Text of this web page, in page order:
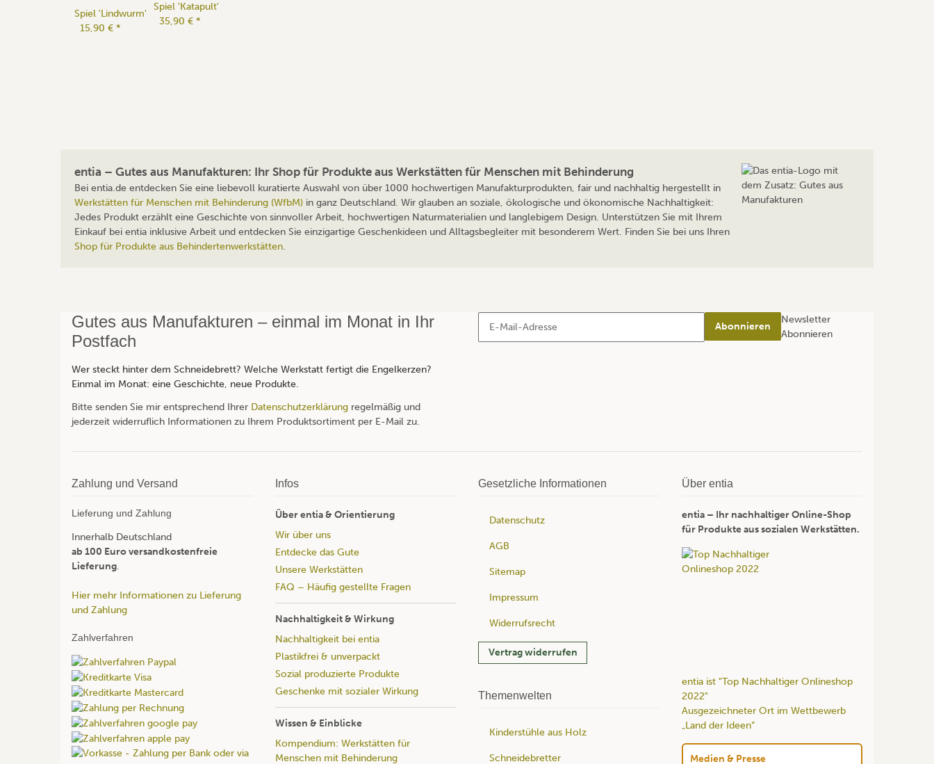
Spiel 'Lindwurm'
15,90 € *
Spiel 'Katapult'
35,90 € *
entia – Gutes aus Manufakturen: Ihr Shop für Produkte aus Werkstätten für Menschen mit Behinderung
Bei entia.de entdecken Sie eine liebevoll kuratierte Auswahl von über 1000 hochwertigen Manufakturprodukten, fair und nachhaltig hergestellt in
Werkstätten für Menschen mit Behinderung (WfbM) in ganz Deutschland. Wir glauben an soziale, ökologische und ökonomische Nachhaltigkeit:
Jedes Produkt erzählt eine Geschichte von sinnvoller Arbeit, hochwertigen Naturmaterialien und langlebigem Design. Unterstützen Sie mit Ihrem
Einkauf bei entia inklusive Arbeit und entdecken Sie einzigartige Geschenkideen und Alltagsbegleiter mit besonderem Wert. Finden Sie bei uns Ihren
Shop für Produkte aus Behindertenwerkstätten.
Gutes aus Manufakturen – einmal im Monat in Ihr
Postfach
Wer steckt hinter dem Schneidebrett? Welche Werkstatt fertigt die Engelkerzen?
Einmal im Monat: eine Geschichte, neue Produkte.
Bitte senden Sie mir entsprechend Ihrer Datenschutzerklärung regelmäßig und
jederzeit widerruflich Informationen zu Ihrem Produktsortiment per E-Mail zu.
Abonnieren
Newsletter
Abonnieren
Zahlung und Versand
Lieferung und Zahlung
Innerhalb Deutschland
ab 100 Euro versandkostenfreie
Lieferung.
Hier mehr Informationen zu Lieferung
und Zahlung
Zahlverfahren
Infos
Über entia & Orientierung
Wir über uns
Entdecke das Gute
Unsere Werkstätten
FAQ – Häufig gestellte Fragen
Nachhaltigkeit & Wirkung
Nachhaltigkeit bei entia
Plastikfrei & unverpackt
Sozial produzierte Produkte
Geschenke mit sozialer Wirkung
Wissen & Einblicke
Kompendium: Werkstätten für
Menschen mit Behinderung
Gesetzliche Informationen
Datenschutz
AGB
Sitemap
Impressum
Widerrufsrecht
Vertrag widerrufen
Themenwelten
Kinderstühle aus Holz
Schneidebretter
Über entia
entia – Ihr nachhaltiger Online-Shop
für Produkte aus sozialen Werkstätten.
entia ist "Top Nachhaltiger Onlineshop
2022"
Ausgezeichneter Ort im Wettbewerb
„Land der Ideen“
Medien & Presse